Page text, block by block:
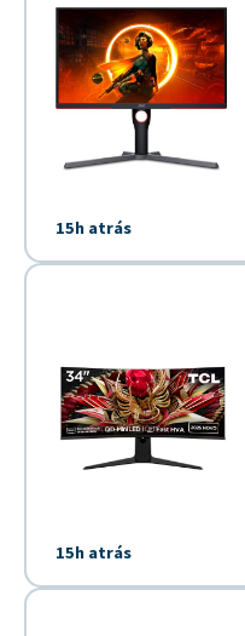
15h atrás
15h atrás